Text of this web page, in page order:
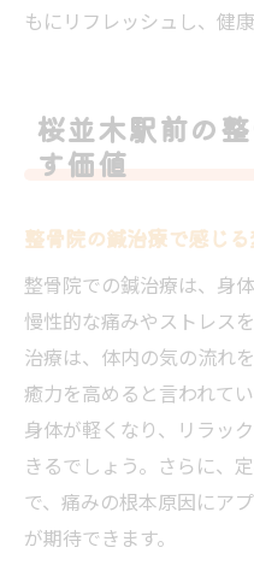
もにリフレッシュし、健
桜並木駅前の
す価値
整骨院の鍼治療で感じ
整骨院での鍼治療は、身
慢性的な痛みやストレス
治療は、体内の気の流れ
癒力を高めると言われて
身体が軽くなり、リラッ
きるでしょう。さらに、
で、痛みの根本原因にア
が期待できます。